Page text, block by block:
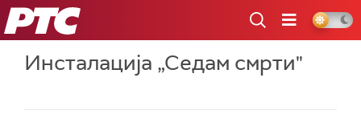
РТС
Инсталација „Седам смрти"